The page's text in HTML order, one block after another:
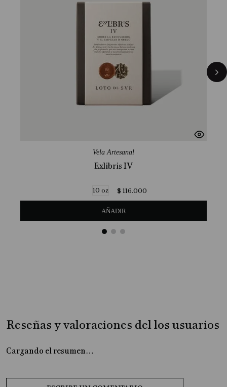
Vela Artesanal
Exlibris IV
10 oz $ 116.000
AÑADIR
Reseñas y valoraciones del los usuarios
Cargando el resumen…